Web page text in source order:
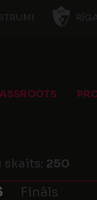
skaits: 250
Fināls